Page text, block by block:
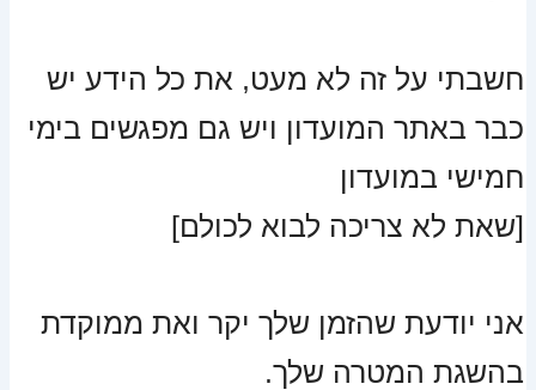
חשבתי על זה לא מעט, את כל הידע יש
כבר באתר המועדון ויש גם מפגשים בימי
חמישי במועדון
[שאת לא צריכה לבוא לכולם]
אני יודעת שהזמן שלך יקר ואת ממוקדת
בהשגת המטרה שלך.